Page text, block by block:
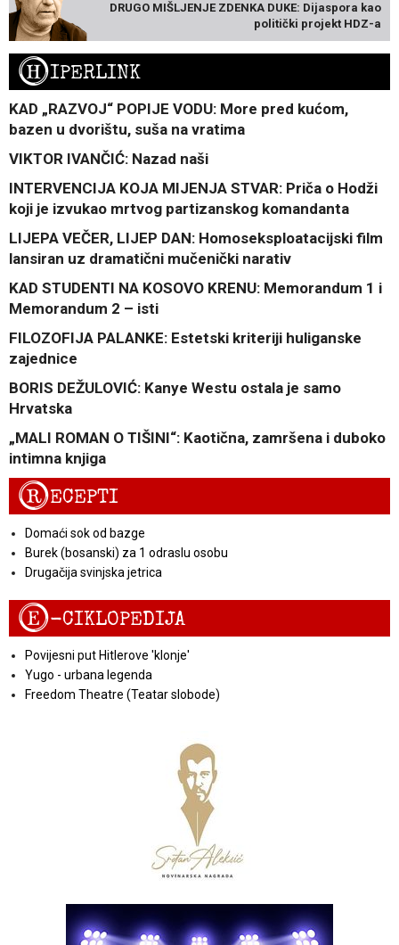
DRUGO MIŠLJENJE ZDENKA DUKE: Dijaspora kao
politički projekt HDZ-a
HIPERLINK
KAD „RAZVOJ“ POPIJE VODU: More pred kućom,
bazen u dvorištu, suša na vratima
VIKTOR IVANČIĆ: Nazad naši
INTERVENCIJA KOJA MIJENJA STVAR: Priča o Hodži
koji je izvukao mrtvog partizanskog komandanta
LIJEPA VEČER, LIJEP DAN: Homoseksploatacijski film
lansiran uz dramatični mučenički narativ
KAD STUDENTI NA KOSOVO KRENU: Memorandum 1 i
Memorandum 2 – isti
FILOZOFIJA PALANKE: Estetski kriteriji huliganske
zajednice
BORIS DEŽULOVIĆ: Kanye Westu ostala je samo
Hrvatska
„MALI ROMAN O TIŠINI“: Kaotična, zamršena i duboko
intimna knjiga
RECEPTI
Domaći sok od bazge
Burek (bosanski) za 1 odraslu osobu
Drugačija svinjska jetrica
E-CIKLOPEDIJA
Povijesni put Hitlerove 'klonje'
Yugo - urbana legenda
Freedom Theatre (Teatar slobode)